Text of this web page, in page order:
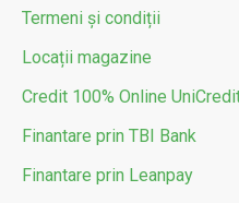
Termeni și condiții
Locații magazine
Credit 100% Online
Finantare prin TBI Bank
Finantare prin Leanpay